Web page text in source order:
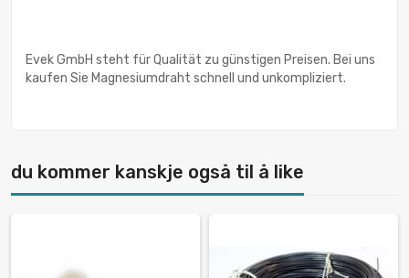
Evek GmbH steht für Qualität zu günstigen Preisen. Bei uns
kaufen Sie Magnesiumdraht schnell und unkompliziert.
du kommer kanskje også til å like